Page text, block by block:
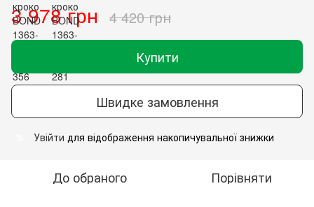
3 978 грн 4 420 грн
Купити
Швидке замовлення
Увійти для відображення накопичувальної знижки
До обраного Порівняти